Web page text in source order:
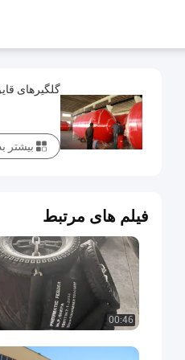
گلگیرهای
بیشتر
فیلم های مرتبط
00:46